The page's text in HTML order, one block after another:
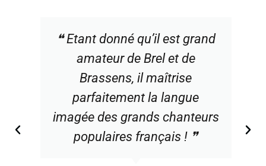
❝ Etant donné qu’il est grand
amateur de Brel et de
Brassens, il maîtrise
parfaitement la langue
imagée des grands chanteurs
populaires français ! ❞